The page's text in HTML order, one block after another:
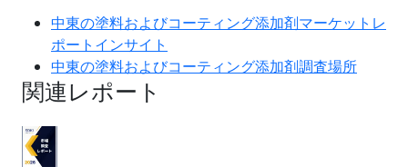
中東の塗料およびコーティング添加剤マーケットレ
ポートインサイト
中東の塗料およびコーティング添加剤調査場所
関連レポート